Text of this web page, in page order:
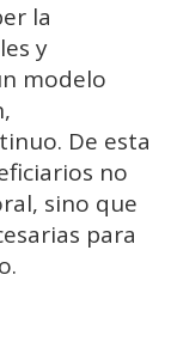
la
y
modelo
De esta
no
sino que
para